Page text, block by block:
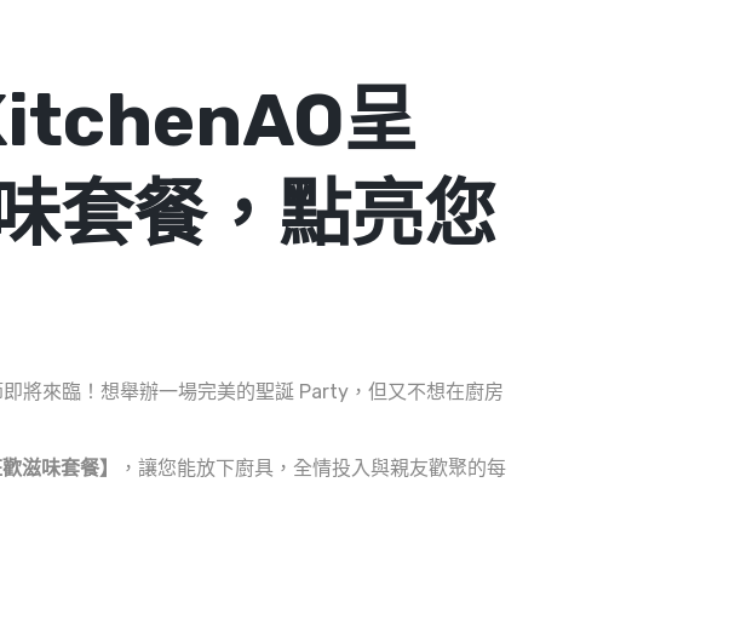
呈
套餐，點亮您
將來臨！想舉辦一場完美的聖誕 Party，但又不想在廚房
滋味套餐】
，讓您能放下廚具，全情投入與親友歡聚的每